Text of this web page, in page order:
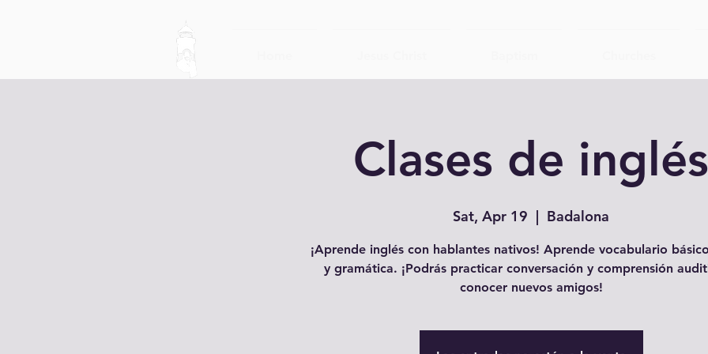
Clases de inglés
Sat, Apr 19
  |
Badalona
¡Aprende inglés con hablantes nativos! Aprende vocabulario
y gramática. ¡Podrás practicar conversación y comprensión
conocer nuevos amigos!